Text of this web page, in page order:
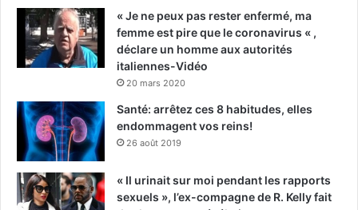
« Je ne peux pas rester enfermé, ma
femme est pire que le coronavirus « ,
déclare un homme aux autorités
italiennes-Vidéo
20 mars 2020
Santé: arrêtez ces 8 habitudes, elles
endommagent vos reins!
26 août 2019
« Il urinait sur moi pendant les rapports
sexuels », l’ex-compagne de R. Kelly fait